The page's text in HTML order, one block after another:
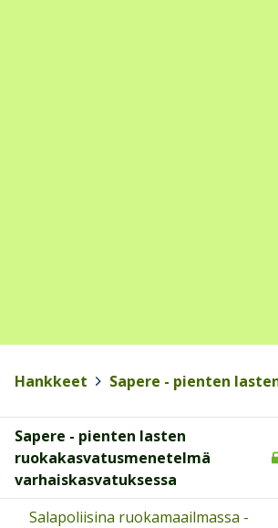
Hankkeet Sapere - pienten
Sapere - pienten lasten
ruokakasvatusmenetelmä
varhaiskasvatuksessa
Salapoliisina ruokamaailmassa -